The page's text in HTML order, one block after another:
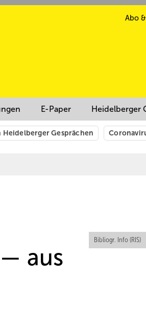
Abo
E-Paper Heidelberger
Heidelberger Gesprächen
Bibliogr. Info (RIS)
aus